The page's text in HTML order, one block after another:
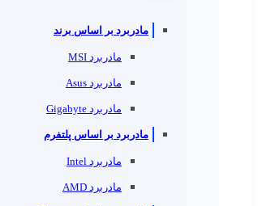
مادربرد بر اساس برند
مادربرد MSI
مادربرد Asus
مادربرد Gigabyte
مادربرد بر اساس پلتفرم
مادربرد Intel
مادربرد AMD